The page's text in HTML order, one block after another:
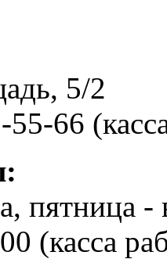
5/2
66
пятница -
(касса